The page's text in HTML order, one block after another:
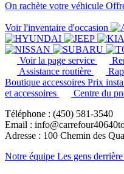
On rachète votre véhicule
Voir l'inventaire d'occasion
Voir la page service
Assistance routière
Boutique accessoires Prix
et accessoires
Centre du
Téléphone : (450) 581-3540
Email :
Adresse : 100 Chemin des
Notre équipe Les gens